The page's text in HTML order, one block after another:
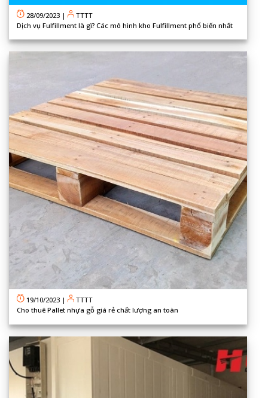
28/09/2023 |
TTTT
Dịch vụ Fulfillment là gì? Các mô hình kho Fulfillment phổ biến nhất
19/10/2023 |
TTTT
Cho thuê Pallet nhựa gỗ giá rẻ chất lượng an toàn